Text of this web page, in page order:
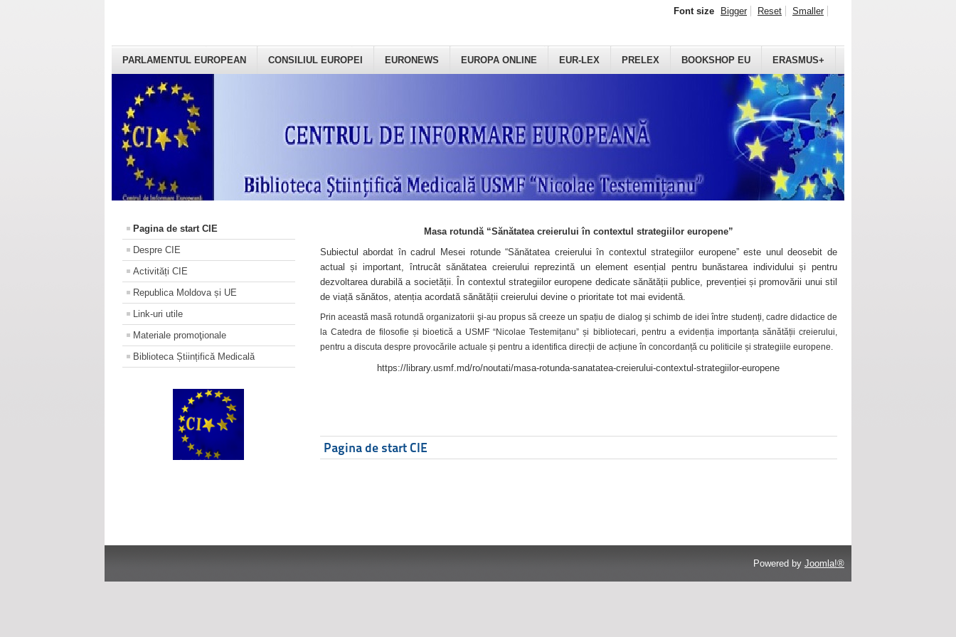
PARLAMENTUL EUROPEAN CONSILIUL EUROPEI EURONEWS EUROPA ONLINE EUR-LEX PRELEX BOOKSHOP EU ERASMUS+
Font size Bigger Reset Smaller
Pagina de start CIE
Despre CIE
Activități CIE
Republica Moldova și UE
Link-uri utile
Materiale promoţionale
Biblioteca Științifică Medicală
Masa rotundă “Sănătatea creierului în contextul strategiilor europene”
Subiectul abordat în cadrul Mesei rotunde “Sănătatea creierului în contextul strategiilor europene” este unul deosebit de
actual și important, întrucât sănătatea creierului reprezintă un element esențial pentru bunăstarea individului și pentru
dezvoltarea durabilă a societății. În contextul strategiilor europene dedicate sănătății publice, prevenției și promovării unui stil
de viață sănătos, atenția acordată sănătății creierului devine o prioritate tot mai evidentă.
Prin această masă rotundă organizatorii şi-au propus să creeze un spațiu de dialog și schimb de idei între studenți, cadre didactice de
la Catedra de filosofie și bioetică a USMF “Nicolae Testemițanu” și bibliotecari, pentru a evidenția importanța sănătății creierului,
pentru a discuta despre provocările actuale și pentru a identifica direcții de acțiune în concordanță cu politicile și strategiile europene.
https://library.usmf.md/ro/noutati/masa-rotunda-sanatatea-creierului-contextul-strategiilor-europene
Pagina de start CIE
Powered by Joomla!®